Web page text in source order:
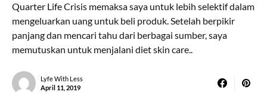
Quarter Life Crisis memaksa saya untuk lebih selektif dalam
mengeluarkan uang untuk beli produk. Setelah berpikir
panjang dan mencari tahu dari berbagai sumber, saya
memutuskan untuk menjalani diet skin care..
Lyfe With Less
April 11, 2019